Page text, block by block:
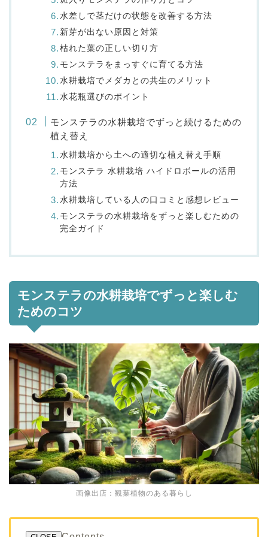
水差しで茎だけの状態を改善する方法
新芽が出ない原因と対策
枯れた葉の正しい切り方
モンステラをまっすぐに育てる方法
水耕栽培でメダカとの共生のメリット
水花瓶選びのポイント
モンステラの水耕栽培でずっと続けるための
植え替え
水耕栽培から土への適切な植え替え手順
モンステラ 水耕栽培 ハイドロボールの活用
方法
水耕栽培している人の口コミと感想レビュー
モンステラの水耕栽培をずっと楽しむための
完全ガイド
モンステラの水耕栽培でずっと楽しむ
ためのコツ
画像出店：観葉植物のある暮らし